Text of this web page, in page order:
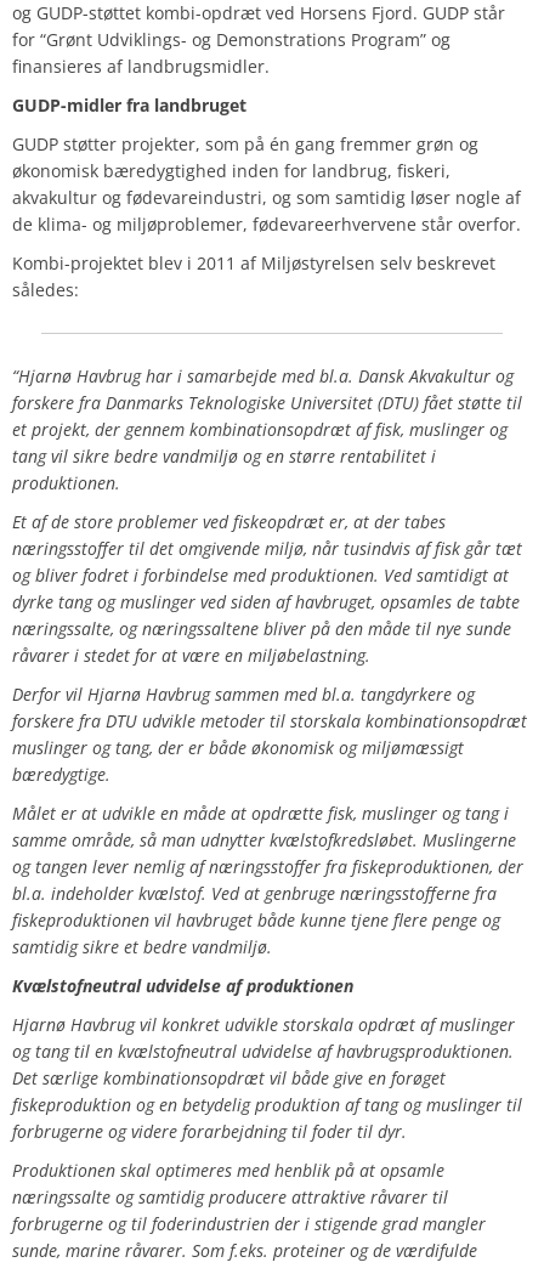
og GUDP-støttet kombi-opdræt ved Horsens Fjord. GUDP står
for “Grønt Udviklings- og Demonstrations Program” og
finansieres af landbrugsmidler.
GUDP-midler fra landbruget
GUDP støtter projekter, som på én gang fremmer grøn og
økonomisk bæredygtighed inden for landbrug, fiskeri,
akvakultur og fødevareindustri, og som samtidig løser nogle af
de klima- og miljøproblemer, fødevareerhvervene står overfor.
Kombi-projektet blev i 2011 af Miljøstyrelsen selv beskrevet
således:
“Hjarnø Havbrug har i samarbejde med bl.a. Dansk Akvakultur og
forskere fra Danmarks Teknologiske Universitet (DTU) fået støtte til
et projekt, der gennem kombinationsopdræt af fisk, muslinger og
tang vil sikre bedre vandmiljø og en større rentabilitet i
produktionen.
Et af de store problemer ved fiskeopdræt er, at der tabes
næringsstoffer til det omgivende miljø, når tusindvis af fisk går tæt
og bliver fodret i forbindelse med produktionen. Ved samtidigt at
dyrke tang og muslinger ved siden af havbruget, opsamles de tabte
næringssalte, og næringssaltene bliver på den måde til nye sunde
råvarer i stedet for at være en miljøbelastning.
Derfor vil Hjarnø Havbrug sammen med bl.a. tangdyrkere og
forskere fra DTU udvikle metoder til storskala kombinationsopdræt
muslinger og tang, der er både økonomisk og miljømæssigt
bæredygtige.
Målet er at udvikle en måde at opdrætte fisk, muslinger og tang i
samme område, så man udnytter kvælstofkredsløbet. Muslingerne
og tangen lever nemlig af næringsstoffer fra fiskeproduktionen, der
bl.a. indeholder kvælstof. Ved at genbruge næringsstofferne fra
fiskeproduktionen vil havbruget både kunne tjene flere penge og
samtidig sikre et bedre vandmiljø.
Kvælstofneutral udvidelse af produktionen
Hjarnø Havbrug vil konkret udvikle storskala opdræt af muslinger
og tang til en kvælstofneutral udvidelse af havbrugsproduktionen.
Det særlige kombinationsopdræt vil både give en forøget
fiskeproduktion og en betydelig produktion af tang og muslinger til
forbrugerne og videre forarbejdning til foder til dyr.
Produktionen skal optimeres med henblik på at opsamle
næringssalte og samtidig producere attraktive råvarer til
forbrugerne og til foderindustrien der i stigende grad mangler
sunde, marine råvarer. Som f.eks. proteiner og de værdifulde